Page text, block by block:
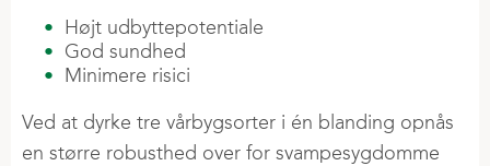
Højt udbyttepotentiale
God sundhed
Minimere risici
Ved at dyrke tre vårbygsorter i én blanding opnås
en større robusthed over for svampesygdomme